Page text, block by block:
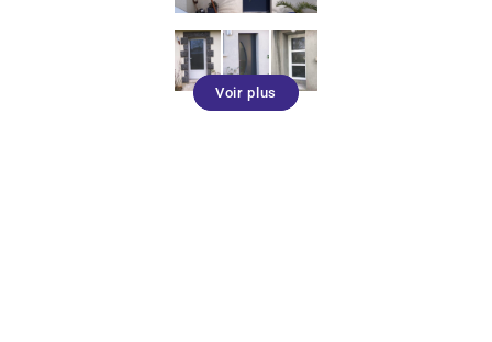
Voir plus